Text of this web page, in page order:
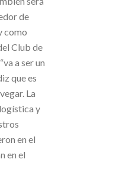
de
como
Club de
a ser un
que es
La
y
en el
en el